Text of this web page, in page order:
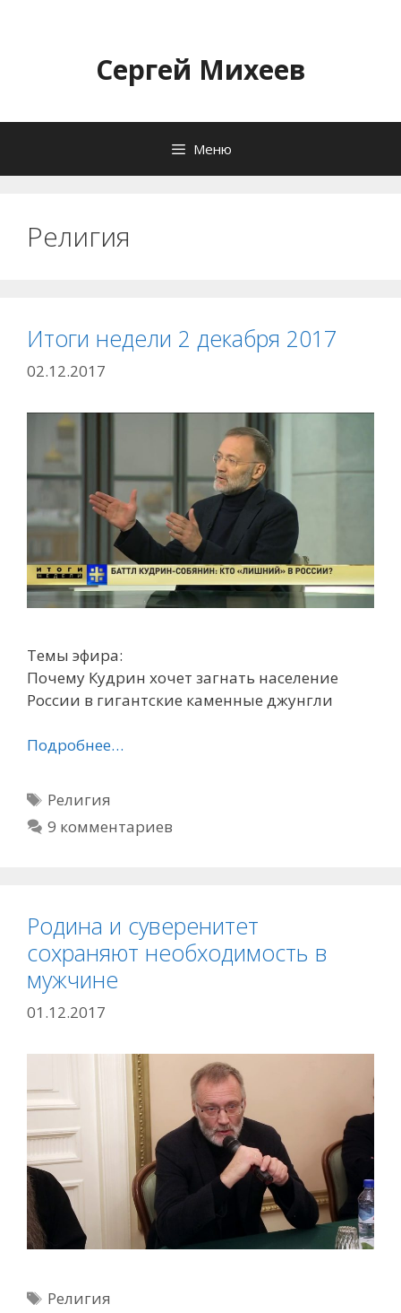
содержимомуСергей Михеев
Меню
Религия
Итоги недели 2 декабря 2017
02.12.2017
Темы эфира:
Почему Кудрин хочет загнать население
России в гигантские каменные джунгли
Подробнее…
Метки
Религия
9 комментариев
Родина и суверенитет
сохраняют необходимость в
мужчине
01.12.2017
Метки
Религия